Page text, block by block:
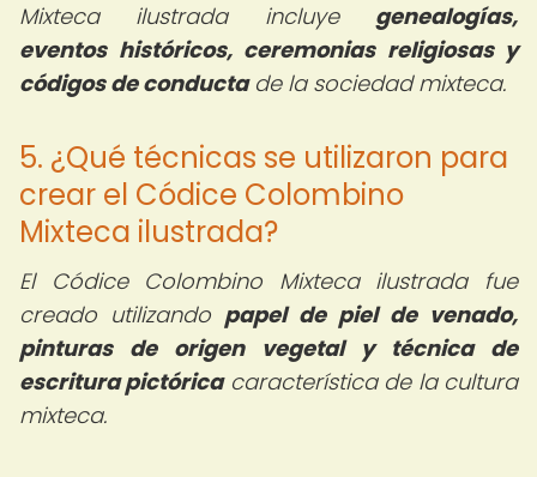
Mixteca ilustrada incluye genealogías,
eventos históricos, ceremonias religiosas y
códigos de conductade la sociedad mixteca.
5. ¿Qué técnicas se utilizaron para
crear el Códice Colombino
Mixteca ilustrada?
El Códice Colombino Mixteca ilustrada fue
creado utilizando papel de piel de venado,
pinturas de origen vegetal y técnica de
escritura pictóricacaracterística de la cultura
mixteca.